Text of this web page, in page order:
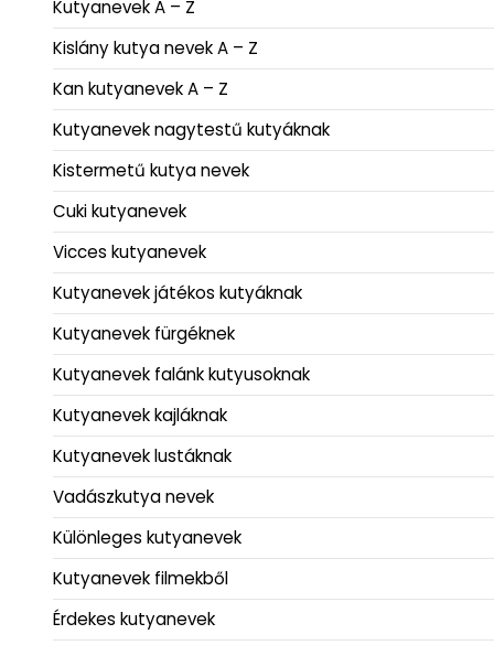
Kutyanevek A – Z
Kislány kutya nevek A – Z
Kan kutyanevek A – Z
Kutyanevek nagytestű kutyáknak
Kistermetű kutya nevek
Cuki kutyanevek
Vicces kutyanevek
Kutyanevek játékos kutyáknak
Kutyanevek fürgéknek
Kutyanevek falánk kutyusoknak
Kutyanevek kajláknak
Kutyanevek lustáknak
Vadászkutya nevek
Különleges kutyanevek
Kutyanevek filmekből
Érdekes kutyanevek